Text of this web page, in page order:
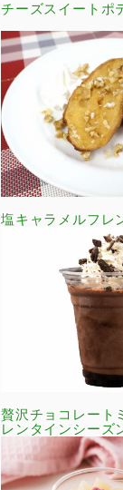
チーズスイートポ
塩キャラメルフレ
贅沢チョコレート
レンタインシーズ